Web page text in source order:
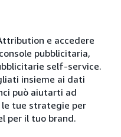
e accedere
pubblicitaria,
self-service.
insieme ai dati
può aiutarti ad
tue strategie per
per il tuo brand.